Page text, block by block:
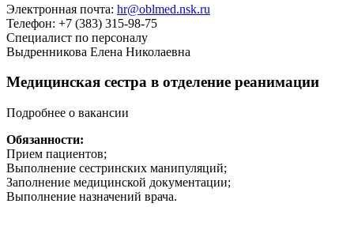
Электронная почта: hr@oblmed.nsk.ru
Телефон: +7 (383) 315-98-75
Специалист по персоналу
Выдренникова Елена Николаевна
Медицинская сестра в отделение реанимации
Подробнее о вакансии
Обязанности:
Прием пациентов;
Выполнение сестринских манипуляций;
Заполнение медицинской документации;
Выполнение назначений врача.